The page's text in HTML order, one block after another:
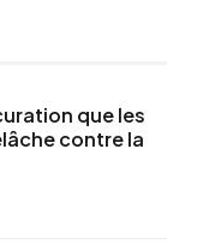
que les
contre la